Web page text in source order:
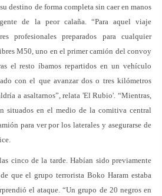
destino de forma completa sin caer en manos
de la peor calaña. “Para aquel viaje
profesionales preparados para cualquier
M50, uno en el primer camión del convoy
el resto íbamos repartidos en un vehículo
con el que avanzar dos o tres kilómetros
a asaltarnos”, relata 'El Rubio'. “Mientras,
situados en el medio de la comitiva central
para ver por los laterales y asegurarse de
cinco de la tarde. Habían sido previamente
que el grupo terrorista Boko Haram estaba
el ataque. “Un grupo de 20 negros en